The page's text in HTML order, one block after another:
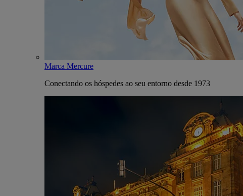
Marca Mercure
Conectando os hóspedes ao seu entorno desde 1973